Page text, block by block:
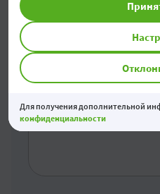
+373
Для получения дополнительной
конфиденциальности